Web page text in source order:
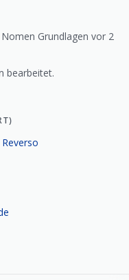
Grundlagen vor 2
bearbeitet.
Reverso